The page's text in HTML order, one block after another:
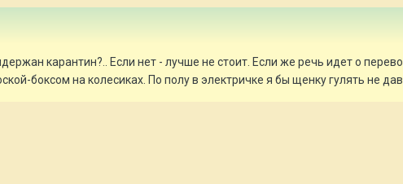
карантин?.. Если нет - лучше не стоит. Если же речь идет о
боксом на колесиках. По полу в электричке я бы щенку гулять не